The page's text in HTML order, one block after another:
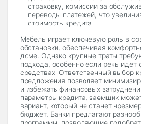
страховку, комиссии за
переводы платежей, что
стоимость кредита
Мебель играет ключевую роль в
обстановки, обеспечивая
доме. Однако крупные траты
подхода, особенно если речь идет
средствах. Ответственный выбор
предложения позволяет
и избежать финансовых
параметры кредита, заемщик
вариант, который не станет
бюджет. Банки предлагают